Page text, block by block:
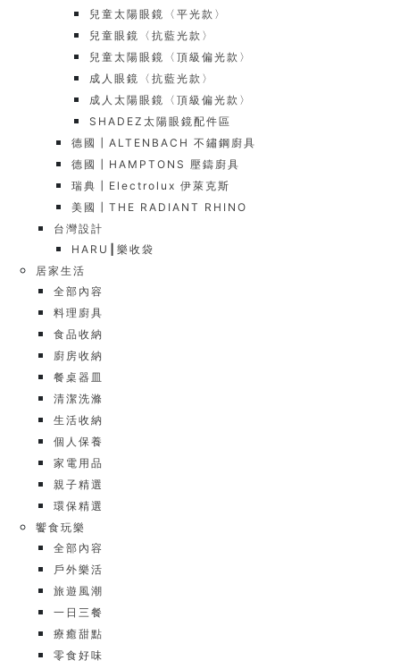
兒童太陽眼鏡〈平光款〉
兒童眼鏡〈抗藍光款〉
兒童太陽眼鏡〈頂級偏光款〉
成人眼鏡〈抗藍光款〉
成人太陽眼鏡〈頂級偏光款〉
SHADEZ太陽眼鏡配件區
德國┃ALTENBACH 不鏽鋼廚具
德國┃HAMPTONS 壓鑄廚具
瑞典┃Electrolux 伊萊克斯
美國┃THE RADIANT RHINO
台灣設計
HARU┃樂收袋
居家生活
全部內容
料理廚具
食品收納
廚房收納
餐桌器皿
清潔洗滌
生活收納
個人保養
家電用品
親子精選
環保精選
饗食玩樂
全部內容
戶外樂活
旅遊風潮
一日三餐
療癒甜點
零食好味